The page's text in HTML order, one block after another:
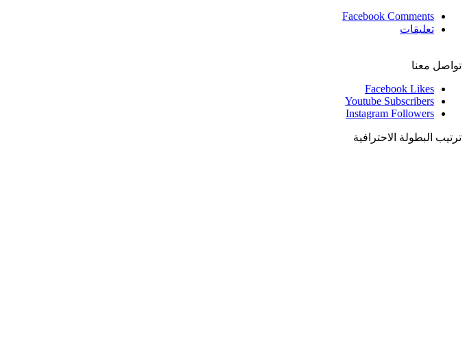
Facebook Comments
تعليقات
تواصل معنا
Facebook Likes
Youtube Subscribers
Instagram Followers
ترتيب البطولة الاحترافية